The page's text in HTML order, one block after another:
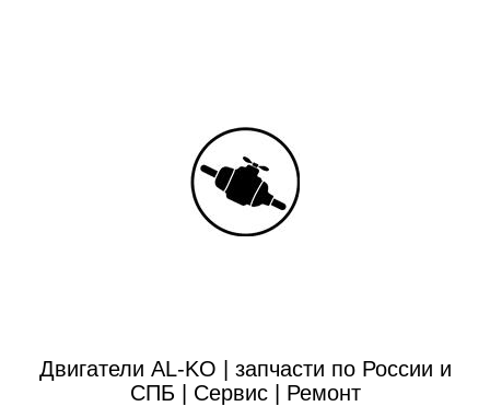
Двигатели AL-KO | запчасти по России и
СПБ | Сервис | Ремонт